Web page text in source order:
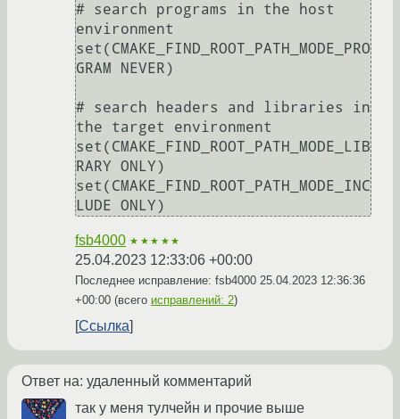
# search programs in the host
environment
set(CMAKE_FIND_ROOT_PATH_MODE_PRO
GRAM NEVER)
# search headers and libraries in
the target environment
set(CMAKE_FIND_ROOT_PATH_MODE_LIB
RARY ONLY)
set(CMAKE_FIND_ROOT_PATH_MODE_INC
fsb4000 ★★★★★
25.04.2023 12:33:06 +00:00
Последнее исправление: fsb4000 25.04.2023 12:36:36
+00:00 (всего исправлений: 2)
Ссылка
Ответ на: удаленный комментарий
так у меня тулчейн и прочие выше